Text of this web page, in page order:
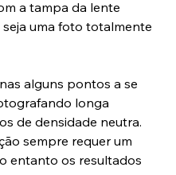
que a foto que você
a tampa da lente
uma foto totalmente
longa
de densidade neutra.
sempre requer um